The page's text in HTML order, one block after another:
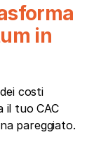
in
costi
il tuo CAC
pareggiato.